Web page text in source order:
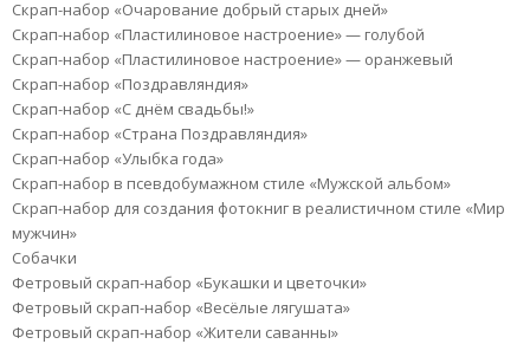
Скрап-набор «Очарование добрый старых дней»
Скрап-набор «Пластилиновое настроение» — голубой
Скрап-набор «Пластилиновое настроение» — оранжевый
Скрап-набор «Поздравляндия»
Скрап-набор «С днём свадьбы!»
Скрап-набор «Страна Поздравляндия»
Скрап-набор «Улыбка года»
Скрап-набор в псевдобумажном стиле «Мужской альбом»
Скрап-набор для создания фотокниг в реалистичном стиле «Мир
мужчин»
Собачки
Фетровый скрап-набор «Букашки и цветочки»
Фетровый скрап-набор «Весёлые лягушата»
Фетровый скрап-набор «Жители саванны»